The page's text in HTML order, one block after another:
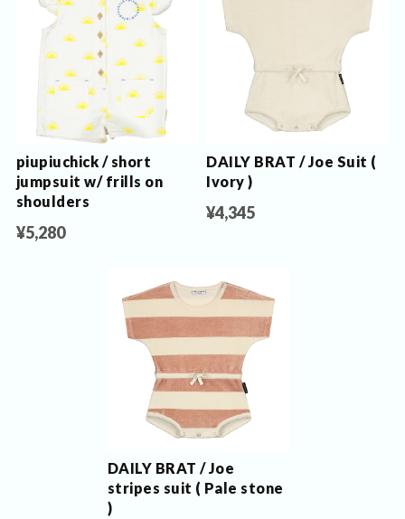
piupiuchick / short
jumpsuit w/ frills on
shoulders
¥5,280
DAILY BRAT / Joe Suit (
Ivory )
¥4,345
DAILY BRAT / Joe
stripes suit ( Pale stone
)